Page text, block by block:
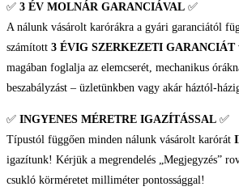
Férfi
✅ 3 ÉV MOLNÁR GARANCIÁVAL ✅
A nálunk vásárolt karórákra a gyári garanciától
számított 3 ÉVIG SZERKEZETI GARANCIÁT
magában foglalja az elemcserét, mechanikus
beszabályzást – üzletünkben vagy akár háztól-
✅ INGYENES MÉRETRE IGAZÍTÁSSAL ✅
Típustól függően minden nálunk vásárolt karórát
igazítunk! Kérjük a megrendelés „Megjegyzés”
csukló körméretet milliméter pontossággal!